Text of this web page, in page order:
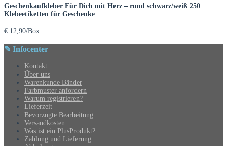
Geschenkaufkleber Für Dich mit Herz – rund schwarz/weiß 250
Klebeetiketten für Geschenke
€ 12,90/Box
✎ Infocenter
Kontakt
Über uns
Warenkunde Bänder
Farbmuster anfordern
Warum registrieren?
Lieferzeit
Bevorzugte Bearbeitung
Versandkosten
Was ist ein PlusProdukt?
Zahlung und Lieferung